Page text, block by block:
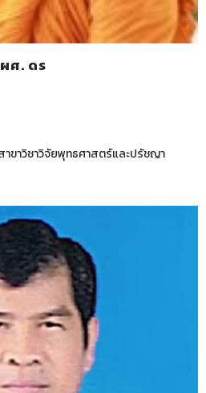
ศ. ดร
ขาวิชาวิจัยพุทธศาสตร์และปรัชญา